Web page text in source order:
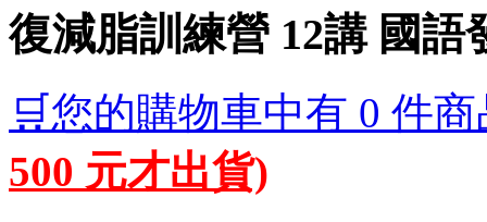
復減脂訓練營 12講 國
🛒您的購物車中有 0 件
500 元才出貨)